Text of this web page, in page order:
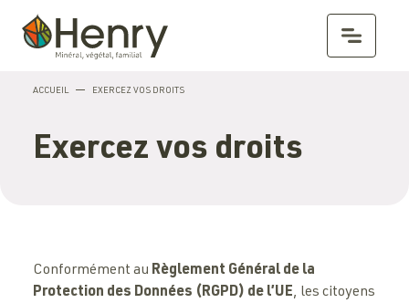
partenaire
des
travaux
de
ACCUEIL EXERCEZ VOS DROITS
Exercez vos droits
Conformément au Règlement Général de la
Protection des Données (RGPD) de l’UE, les citoyens